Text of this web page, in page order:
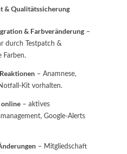
& Qualitätssicherung
& Farbveränderung –
durch Testpatch &
Farben.
– Anamnese,
Kit vorhalten.
online – aktives
Google-Alerts
– Mitgliedschaft